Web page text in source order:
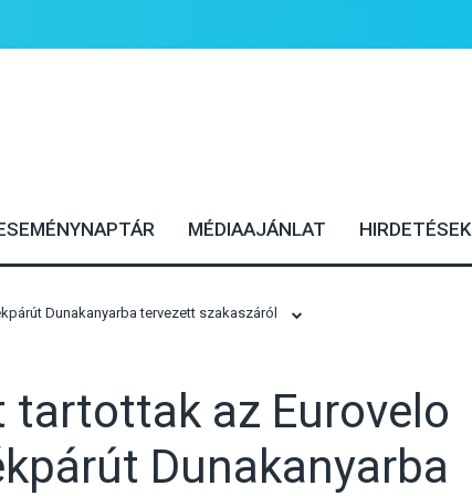
MÉDIAAJÁNLAT HIRDETÉSEK
Dunakanyarba tervezett szakaszáról
az Eurovelo
Dunakanyarba